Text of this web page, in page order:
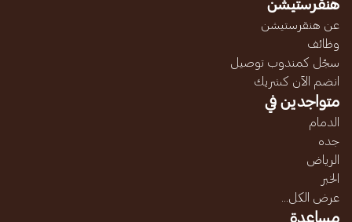
هنقرستيشن
عن هنقرستيشن
وظائف
سجّل كمندوب توصيل
انضم الآن كشريك
متواجدين في
الدمام
جده
الرياض
الخبر
عرض الكل...
مساعدة